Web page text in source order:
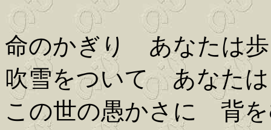
命のかぎり あなたは
吹雪をついて あなた
この世の愚かさに 背